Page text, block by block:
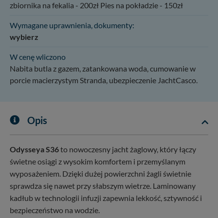
zbiornika na fekalia - 200zł Pies na pokładzie - 150zł
Wymagane uprawnienia, dokumenty:
wybierz
W cenę wliczono
Nabita butla z gazem, zatankowana woda, cumowanie w
porcie macierzystym Stranda, ubezpieczenie JachtCasco.
Opis
Odysseya S36to nowoczesny jacht żaglowy, który łączy
świetne osiągi z wysokim komfortem i przemyślanym
wyposażeniem. Dzięki dużej powierzchni żagli świetnie
sprawdza się nawet przy słabszym wietrze. Laminowany
kadłub w technologii infuzji zapewnia lekkość, sztywność i
bezpieczeństwo na wodzie.